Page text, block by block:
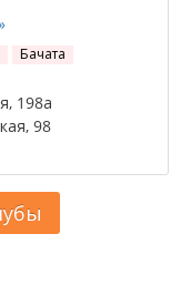
Бачата
198а
98